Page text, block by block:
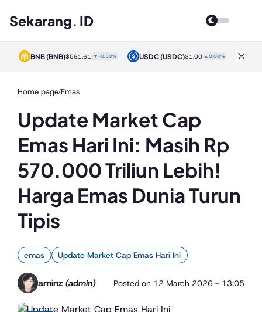
Sekarang. ID
BNB(BNB)$591.61 ▼-0.50% USDC(USDC)$1.00▲0.00%
Home page/Emas
Update Market Cap
Emas Hari Ini: Masih Rp
570.000 Triliun Lebih!
Harga Emas Dunia Turun
Tipis
emas Update Market Cap Emas Hari Ini
aminz (admin) Posted on 12 March 2026 - 13:05